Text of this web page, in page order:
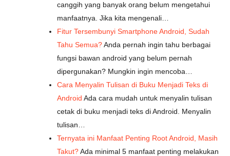
canggih yang banyak orang belum mengetahui
manfaatnya. Jika kita mengenali…
Fitur Tersembunyi Smartphone Android, Sudah
Tahu Semua?Anda pernah ingin tahu berbagai
fungsi bawan android yang belum pernah
dipergunakan? Mungkin ingin mencoba…
Cara Menyalin Tulisan di Buku Menjadi Teks di
Android Ada cara mudah untuk menyalin tulisan
cetak di buku menjadi teks di Android. Menyalin
tulisan…
Ternyata ini Manfaat Penting Root Android, Masih
Takut?Ada minimal 5 manfaat penting melakukan